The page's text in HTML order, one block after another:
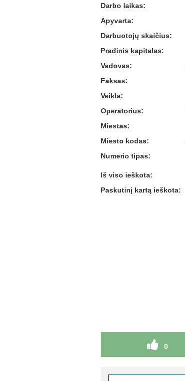
Darbo laikas:
Apyvarta:
Darbuotojų skaičius:
Pradinis kapitalas:
Vadovas:
Faksas:
Veikla:
Operatorius:
Miestas:
Miesto kodas:
Numerio tipas:
Iš viso ieškota:
Paskutinį kartą ieškota:
0